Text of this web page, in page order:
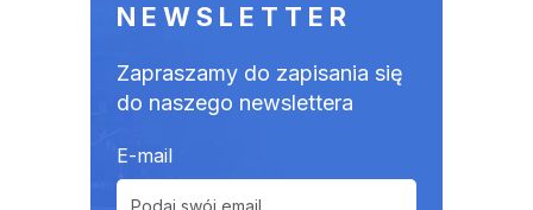
NEWSLETTER
Zapraszamy do zapisania się
do naszego newslettera
E-mail